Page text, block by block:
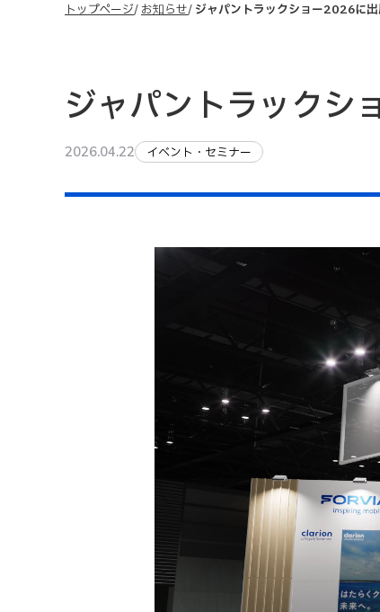
トップページ お知らせ ジャパントラックショー2026に出
ジャパントラックシ
2026.04.22 イベント・セミナー